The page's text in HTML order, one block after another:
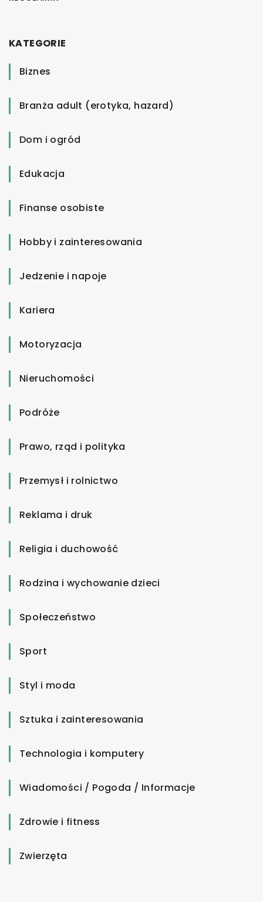
KATEGORIE
Biznes
Branża adult (erotyka, hazard)
Dom i ogród
Edukacja
Finanse osobiste
Hobby i zainteresowania
Jedzenie i napoje
Kariera
Motoryzacja
Nieruchomości
Podróże
Prawo, rząd i polityka
Przemysł i rolnictwo
Reklama i druk
Religia i duchowość
Rodzina i wychowanie dzieci
Społeczeństwo
Sport
Styl i moda
Sztuka i zainteresowania
Technologia i komputery
Wiadomości / Pogoda / Informacje
Zdrowie i fitness
Zwierzęta